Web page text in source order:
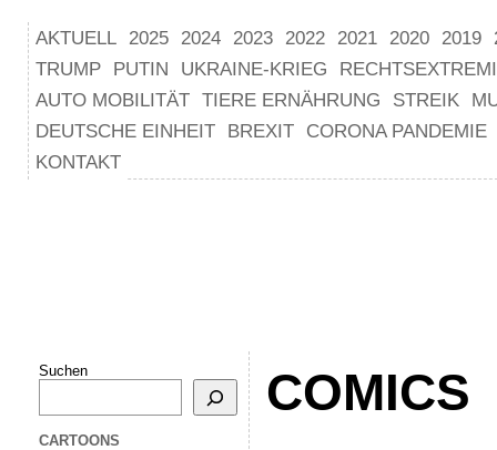
AKTUELL 2025 2024 2023 2022 2021 2020 2019
TRUMP
PUTIN UKRAINE-KRIEG
AUTO MOBILITÄT TIERE ERNÄHRUNG STREIK
DEUTSCHE EINHEIT
BREXIT
CORONA PANDEMIE
KONTAKT
Suchen
CARTOONS
COMICS